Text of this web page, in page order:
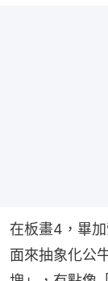
在板畫4，畢
面來抽象化公